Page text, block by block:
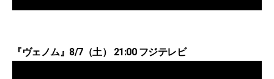
『ヴェノム』8/7（土） 21:00 フジテレビ